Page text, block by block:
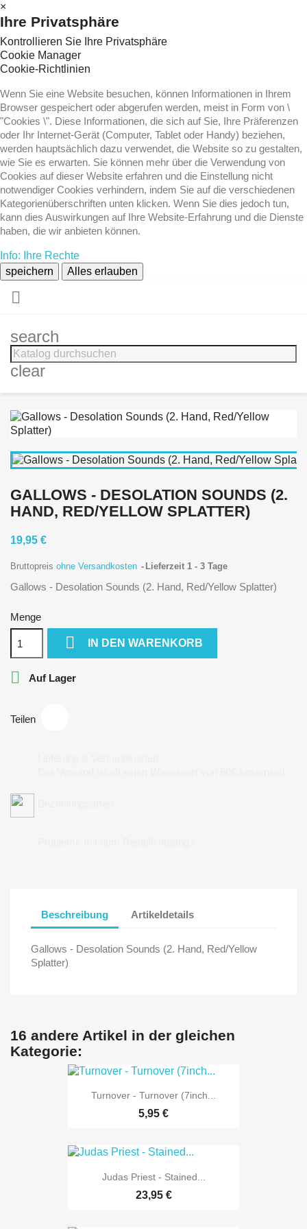
×
Ihre Privatsphäre
Kontrollieren Sie Ihre Privatsphäre
Cookie Manager
Cookie-Richtlinien
Wenn Sie eine Website besuchen, können Informationen in Ihrem
Browser gespeichert oder abgerufen werden, meist in Form von \
"Cookies \". Diese Informationen, die sich auf Sie, Ihre Präferenzen
oder Ihr Internet-Gerät (Computer, Tablet oder Handy) beziehen,
werden hauptsächlich dazu verwendet, die Website so zu gestalten,
wie Sie es erwarten. Sie können mehr über die Verwendung von
Cookies auf dieser Website erfahren und die Einstellung nicht
notwendiger Cookies verhindern, indem Sie auf die verschiedenen
Kategorienüberschriften unten klicken. Wenn Sie dies jedoch tun,
kann dies Auswirkungen auf Ihre Website-Erfahrung und die Dienste
haben, die wir anbieten können.
Info: Ihre Rechte
speichern
Alles erlauben

search
clear
GALLOWS - DESOLATION SOUNDS (2.
HAND, RED/YELLOW SPLATTER)
19,95 €
Bruttopreis ohne Versandkosten Lieferzeit 1 - 3 Tage
Gallows - Desolation Sounds (2. Hand, Red/Yellow Splatter)
Menge
 IN DEN WARENKORB
 Auf Lager
Teilen
Beschreibung Artikeldetails
Gallows - Desolation Sounds (2. Hand, Red/Yellow
Splatter)
16 andere Artikel in der gleichen
Kategorie:
Turnover - Turnover (7inch...
5,95 €
Judas Priest - Stained...
23,95 €